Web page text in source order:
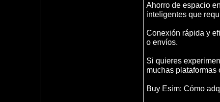
Ahorro de espacio
inteligentes que
Conexión rápida y
o envíos.
Si quieres
muchas
Buy Esim: Cómo